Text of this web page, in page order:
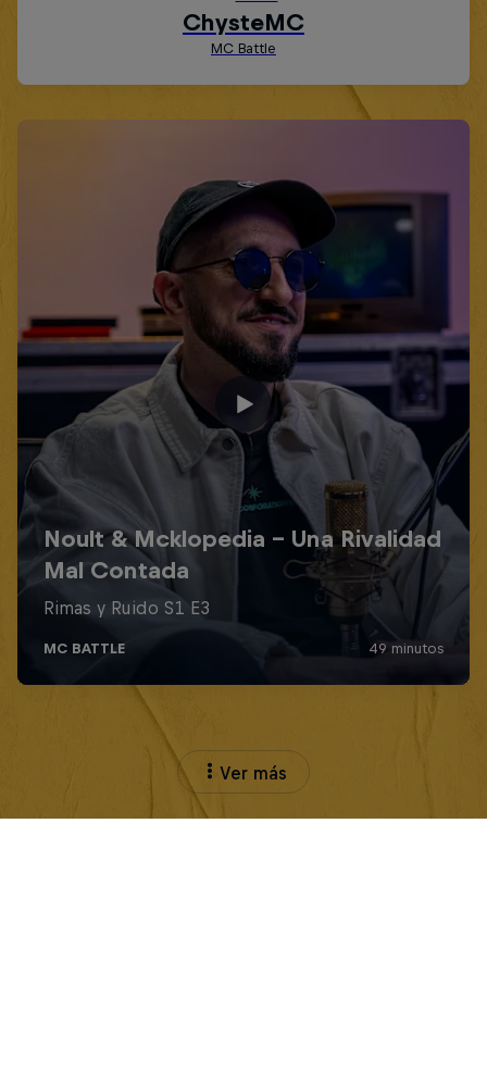
Ver más